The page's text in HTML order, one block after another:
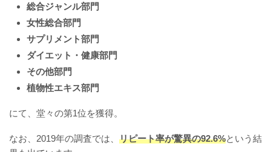
総合ジャンル部門
女性総合部門
サプリメント部門
ダイエット・健康部門
その他部門
植物性エキス部門
にて、堂々の第1位を獲得。
なお、2019年の調査では、 リピート率が驚異の92.6%という結